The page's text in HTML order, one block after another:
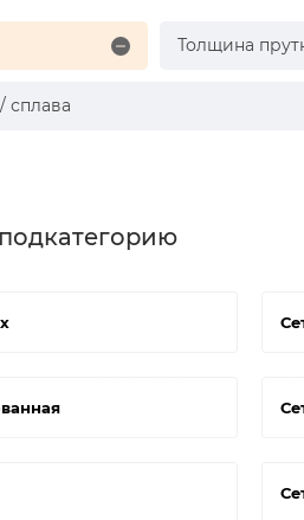
Толщина
сплава